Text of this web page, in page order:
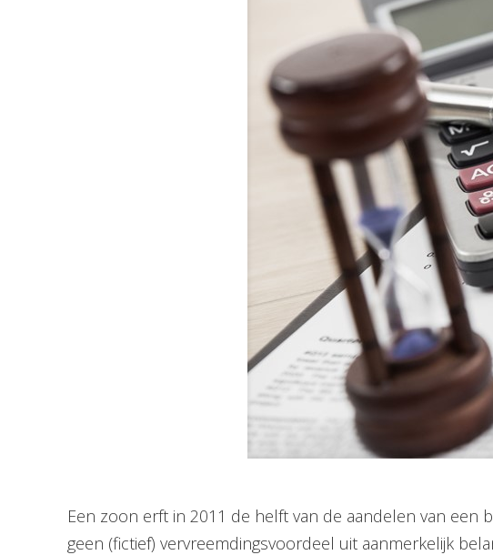
Een zoon erft in 2011 de helft van de aandelen van een
geen (fictief) vervreemdingsvoordeel uit aanmerkelijk